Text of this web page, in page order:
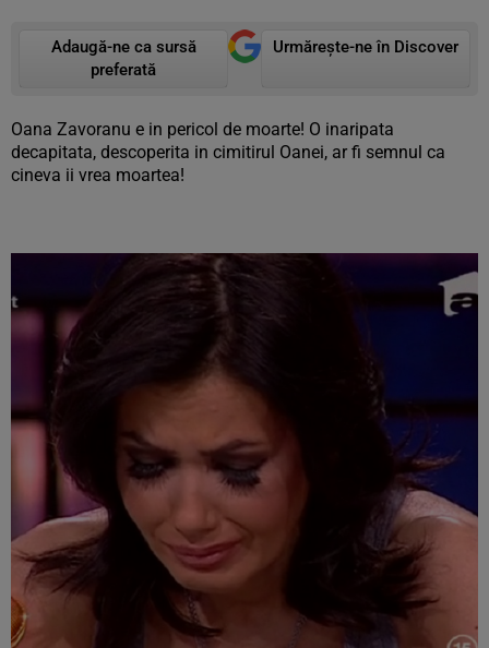
Adaugă-ne ca sursă
preferată
Urmărește-ne în Discover
Oana Zavoranu e in pericol de moarte! O inaripata
decapitata, descoperita in cimitirul Oanei, ar fi semnul ca
cineva ii vrea moartea!